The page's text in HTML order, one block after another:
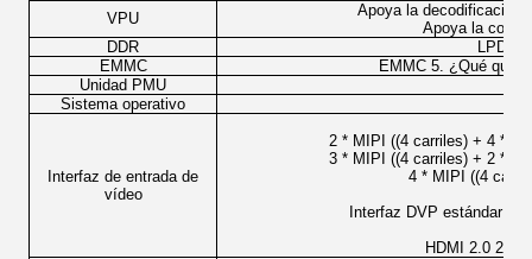
VPU
Apoya la decodificación
Apoya la
DDR
EMMC
EMMC 5. ¿Qué
Unidad PMU
Sistema operativo
Interfaz de entrada de
vídeo
2 * MIPI ((4 carriles) + 4 *
3 * MIPI ((4 carriles) + 2 *
4 * MIPI ((4
Interfaz DVP estándar
HDMI 2.0